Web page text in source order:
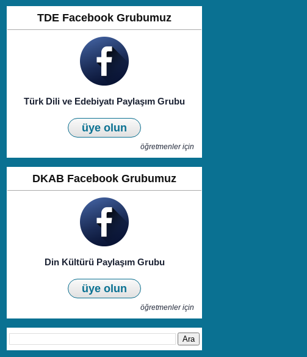
TDE Facebook Grubumuz
Türk Dili ve Edebiyatı Paylaşım Grubu
üye olun
öğretmenler için
DKAB Facebook Grubumuz
Din Kültürü Paylaşım Grubu
üye olun
öğretmenler için